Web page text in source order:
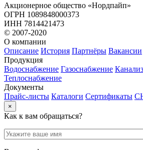
Акционерное общество «Нордпайп»
ОГРН 1089848000373
ИНН 7814421473
© 2007-2020
О компании
Описание История Партнёры Вакансии
Продукция
Водоснабжение Газоснабжение
Теплоснабжение
Документы
Прайс-листы Каталоги Сертификаты
×
Как к вам обращаться?